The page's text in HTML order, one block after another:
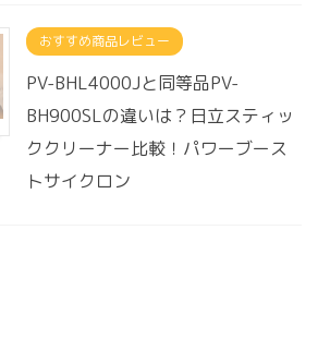
おすすめ商品レビュー
PV-BHL4000Jと同等品PV-
BH900SLの違いは？日立スティッ
ククリーナー比較！パワーブース
トサイクロン